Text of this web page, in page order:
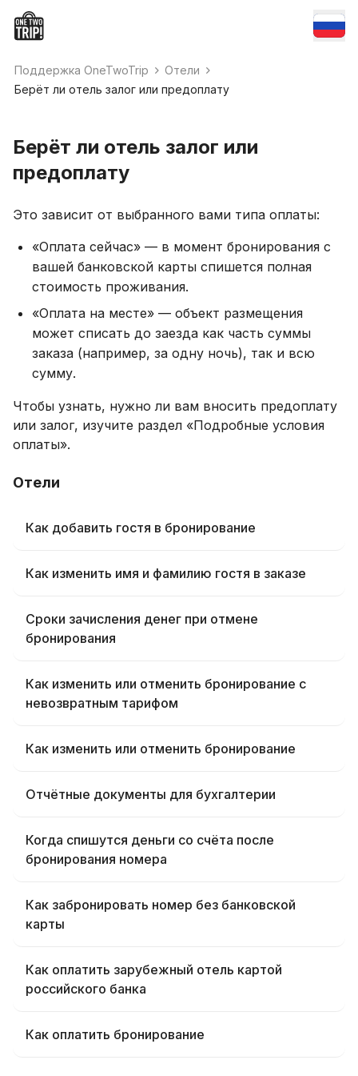
Поддержка OneTwoTrip
Отели
Берёт ли отель залог или предоплату
Берёт ли отель залог или
предоплату
Это зависит от выбранного вами типа оплаты:
«Оплата сейчас» — в момент бронирования с
вашей банковской карты спишется полная
стоимость проживания.
«Оплата на месте» — объект размещения
может списать до заезда как часть суммы
заказа (например, за одну ночь), так и всю
сумму.
Чтобы узнать, нужно ли вам вносить предоплату
или залог, изучите раздел «Подробные условия
оплаты».
Отели
Как добавить гостя в бронирование
Как изменить имя и фамилию гостя в заказе
Сроки зачисления денег при отмене
бронирования
Как изменить или отменить бронирование с
невозвратным тарифом
Как изменить или отменить бронирование
Отчётные документы для бухгалтерии
Когда спишутся деньги со счёта после
бронирования номера
Как забронировать номер без банковской
карты
Как оплатить зарубежный отель картой
российского банка
Как оплатить бронирование